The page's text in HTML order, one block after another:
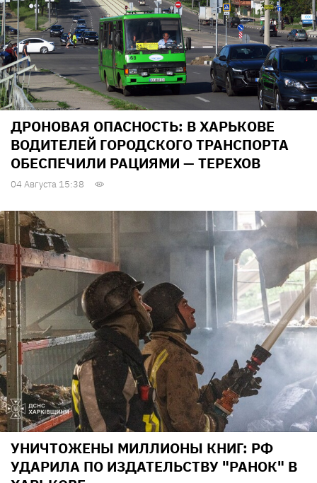
ДРОНОВАЯ ОПАСНОСТЬ: В ХАРЬКОВЕ
ВОДИТЕЛЕЙ ГОРОДСКОГО ТРАНСПОРТА
ОБЕСПЕЧИЛИ РАЦИЯМИ — ТЕРЕХОВ
04 Августа 15:38
УНИЧТОЖЕНЫ МИЛЛИОНЫ КНИГ: РФ
УДАРИЛА ПО ИЗДАТЕЛЬСТВУ "РАНОК" В